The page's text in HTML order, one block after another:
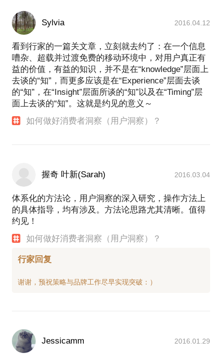
Sylvia 2016.04.12
看到行家的一篇关文章，立刻就去约了：在一个信息
嘈杂、超载并过渡免费的移动环境中，对用户真正有
益的价值，有益的知识，并不是在“knowledge”层面上
去谈的“知”，而更多应该是在“Experience”层面去谈
的“知”，在“Insight”层面所谈的“知”以及在“Timing”层
面上去谈的“知”。这就是约见的意义～
如何做好消费者洞察（用户洞察）？
握奇 叶新(Sarah) 2016.03.04
体系化的方法论，用户洞察的深入研究，操作方法上
的具体指导，均有涉及。方法论思路尤其清晰。值得
约见！
如何做好消费者洞察（用户洞察）？
行家回复
Jessicamm 2016.01.29